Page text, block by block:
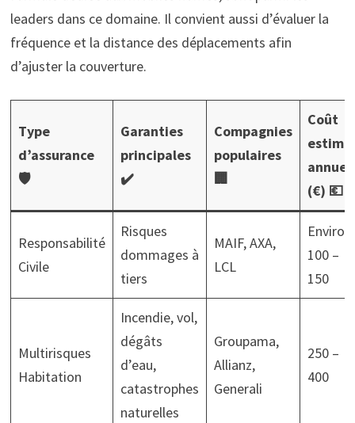
leaders dans ce domaine. Il convient aussi d’évaluer la
fréquence et la distance des déplacements afin
d’ajuster la couverture.
Type
d’assurance
🛡️
Garanties
principales
✔️
Compagnies
populaires
🏢
Coût
estimé
annuel
(€) 💶
Responsabilité
Civile
Risques
dommages à
tiers
MAIF, AXA,
LCL
Environ
100 –
150
Multirisques
Habitation
Incendie, vol,
dégâts
d’eau,
catastrophes
naturelles
Groupama,
Allianz,
Generali
250 –
400